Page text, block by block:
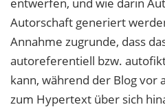
Autorschaft generiert
Annahme zugrunde, dass
autoreferentiell bzw.
kann, während der Blog vor
zum Hypertext über sich